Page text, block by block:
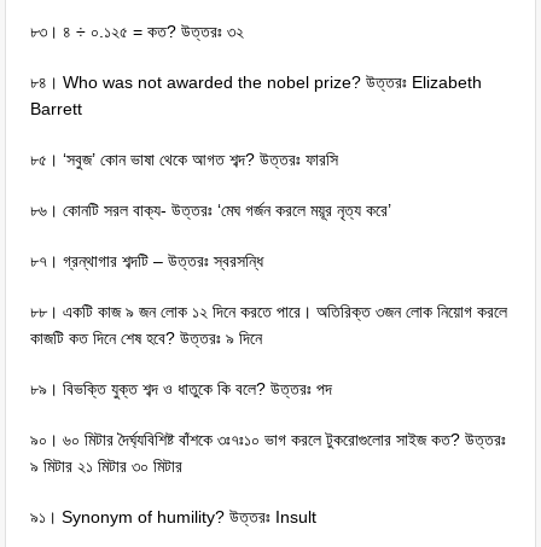
৮৩। ৪ ÷ ০.১২৫ = কত? উত্তরঃ ৩২
৮৪। Who was not awarded the nobel prize? উত্তরঃ Elizabeth
Barrett
৮৫। ‘সবুজ’ কোন ভাষা থেকে আগত শব্দ? উত্তরঃ ফারসি
৮৬। কোনটি সরল বাক্য- উত্তরঃ ‘মেঘ গর্জন করলে ময়ূর নৃত্য করে’
৮৭। গ্রন্থাগার শব্দটি – উত্তরঃ স্বরসন্ধি
৮৮। একটি কাজ ৯ জন লোক ১২ দিনে করতে পারে। অতিরিক্ত ৩জন লোক নিয়োগ করলে
কাজটি কত দিনে শেষ হবে? উত্তরঃ ৯ দিনে
৮৯। বিভক্তি যুক্ত শব্দ ও ধাতুকে কি বলে? উত্তরঃ পদ
৯০। ৬০ মিটার দৈর্ঘ্যবিশিষ্ট বাঁশকে ৩ঃ৭ঃ১০ ভাগ করলে টুকরোগুলোর সাইজ কত? উত্তরঃ
৯ মিটার ২১ মিটার ৩০ মিটার
৯১। Synonym of humility? উত্তরঃ Insult